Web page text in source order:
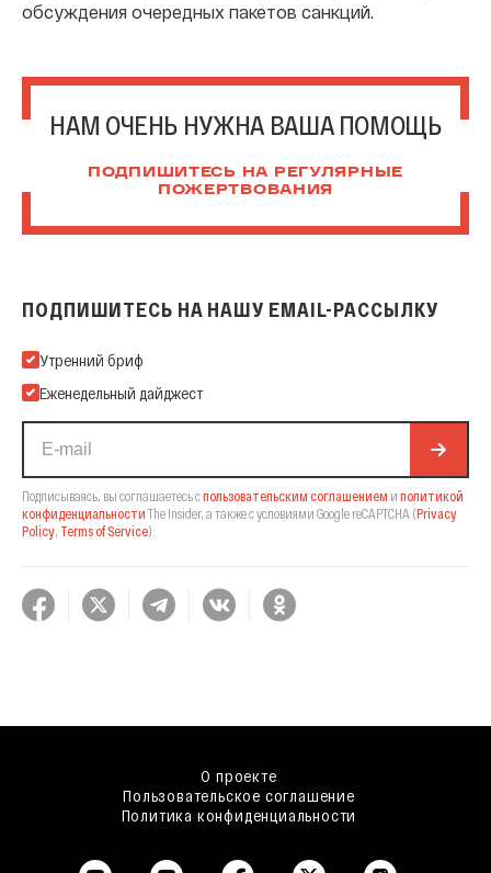
обсуждения очередных пакетов санкций.
НАМ ОЧЕНЬ НУЖНА ВАША ПОМОЩЬ
ПОДПИШИТЕСЬ НА РЕГУЛЯРНЫЕ
ПОЖЕРТВОВАНИЯ
ПОДПИШИТЕСЬ НА НАШУ EMAIL-РАССЫЛКУ
Подпишитесь на нашу Email-рассылку
Утренний бриф
Еженедельный дайджест
Подписываясь, вы соглашаетесь спользовательским соглашением и политикой
конфиденциальности The Insider, а также с условиями Google reCAPTCHA (Privacy
Policy, Terms of Service).
О проекте
Пользовательское соглашение
Политика конфиденциальности